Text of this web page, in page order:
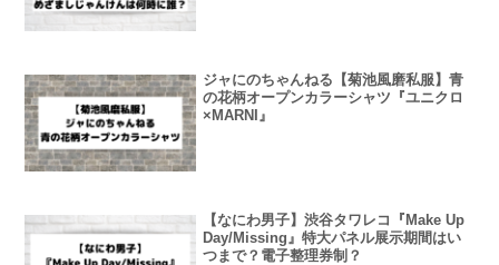
ジャにのちゃんねる【菊池風磨私服】青
の花柄オープンカラーシャツ『ユニクロ
×MARNI』
【なにわ男子】渋谷タワレコ『Make Up
Day/Missing』特大パネル展示期間はい
つまで？電子整理券制？